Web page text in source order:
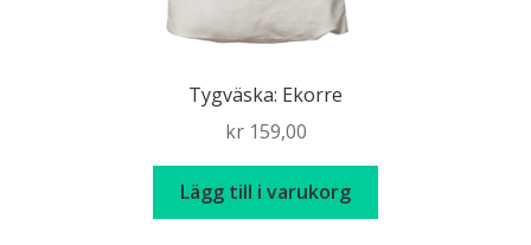
Tygväska: Ekorre
kr159,00
Lägg till i varukorg